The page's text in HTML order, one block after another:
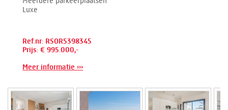
Luxe
Ref.nr: RSOR5398345
Prijs: € 995.000,-
Meer informatie ›››